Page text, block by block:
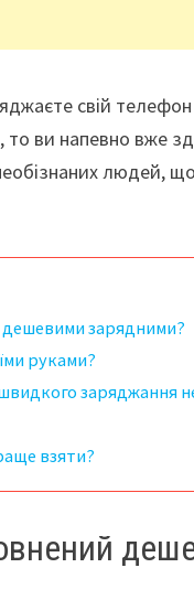
свій
ви напевно вже
людей,
зарядними?
руками?
швидкого заряджання
взяти?